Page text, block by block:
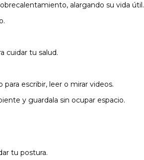
alargando su vida útil.
cuidar tu salud.
para escribir, leer o mirar videos.
y guardala sin ocupar espacio.
tu postura.